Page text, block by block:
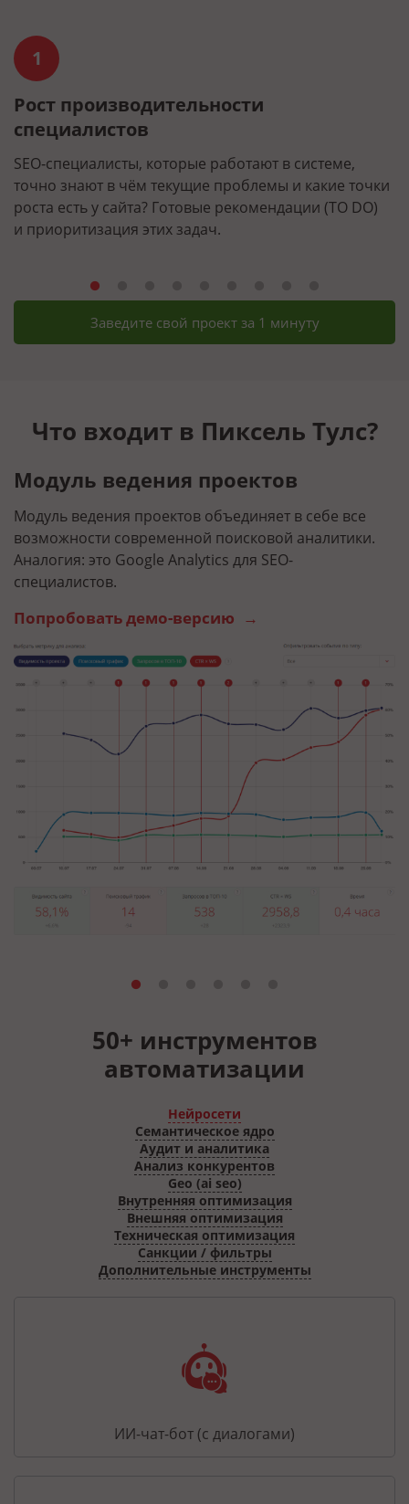
1
Рост производительности
специалистов
SEO‑специалисты, которые работают в системе,
точно знают в чём текущие проблемы и какие точки
роста есть у сайта? Готовые рекомендации (TO DO)
и приоритизация этих задач.
Заведите свой проект за 1 минуту
Что входит в Пиксель Тулс?
Модуль ведения проектов
Модуль ведения проектов объединяет в себе все
возможности современной поисковой аналитики.
Аналогия: это Google Analytics для SEO-
специалистов.
Попробовать демо-версию
50+ инструментов
автоматизации
Нейросети
Семантическое ядро
Аудит и аналитика
Анализ конкурентов
Geo (ai seo)
Внутренняя оптимизация
Внешняя оптимизация
Техническая оптимизация
Санкции / фильтры
Дополнительные инструменты
ИИ-чат-бот (с диалогами)